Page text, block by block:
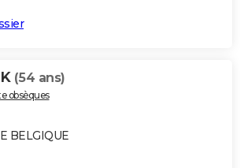
(54 ans)
obsèques
BELGIQUE